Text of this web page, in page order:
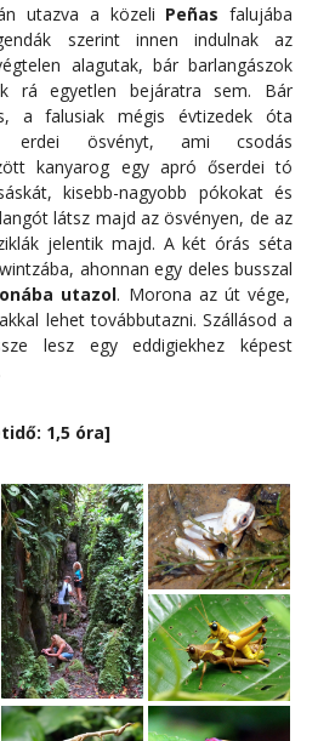
utazva a közeli Peñas falujába
szerint innen indulnak az
alagutak, bár barlangászok
rá egyetlen bejáratra sem. Bár
a falusiak mégis évtizedek óta
erdei ösvényt, ami csodás
kanyarog egy apró őserdei tó
kisebb-nagyobb pókokat és
látsz majd az ösvényen, de az
jelentik majd. A két órás séta
ahonnan egy deles busszal
utazol. Morona az út vége,
lehet továbbutazni. Szállásod a
lesz egy eddigiekhez képest
1,5 óra]